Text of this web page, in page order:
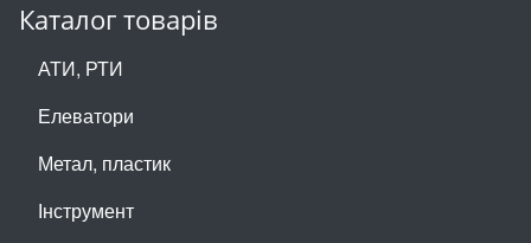
Каталог товарів
АТИ, РТИ
Елеватори
Метал, пластик
Інструмент